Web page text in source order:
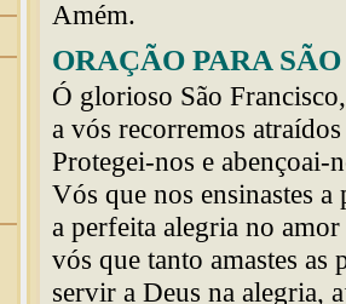
Amém.
ORAÇÃO PARA
Ó glorioso São
a vós recorremos
Protegei-nos e abençoai-
Vós que nos ensinastes
a perfeita alegria no
vós que tanto amastes as
servir a Deus na alegria,